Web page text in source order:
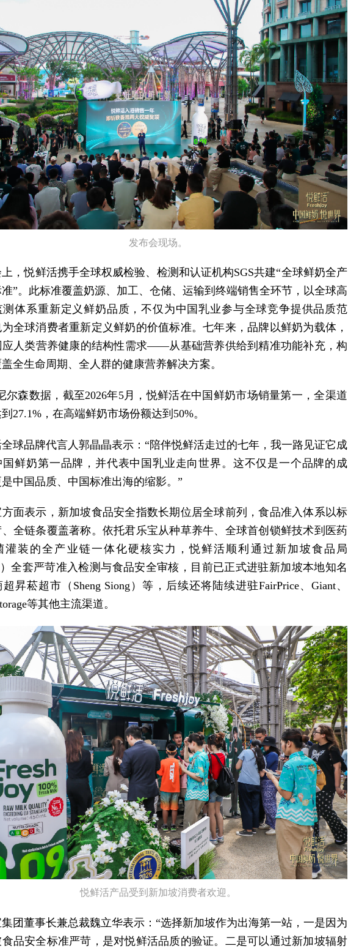
发布会现场。
，悦鲜活携手全球权威检验、检测和认证机构SGS共建“全球鲜奶全产
”。此标准覆盖奶源、加工、仓储、运输到终端销售全环节，以全球高
测体系重新定义鲜奶品质，不仅为中国乳业参与全球竞争提供品质范
全球消费者重新定义鲜奶的价值标准。七年来，品牌以鲜奶为载体，
应人类营养健康的结构性需求——从基础营养供给到精准功能补充，构
全生命周期、全人群的健康营养解决方案。
尔森数据，截至2026年5月，悦鲜活在中国鲜奶市场销量第一，全渠道
27.1%，在高端鲜奶市场份额达到50%。
球品牌代言人郭晶晶表示：“陪伴悦鲜活走过的七年，我一路见证它成
国鲜奶第一品牌，并代表中国乳业走向世界。这不仅是一个品牌的成
中国品质、中国标准出海的缩影。”
面表示，新加坡食品安全指数长期位居全球前列，食品准入体系以标
全链条覆盖著称。依托君乐宝从种草养牛、全球首创锁鲜技术到医药
灌装的全产业链一体化硬核实力，悦鲜活顺利通过新加坡食品局
）全套严苛准入检测与食品安全审核，目前已正式进驻新加坡本地知名
昇菘超市（Sheng Siong）等，后续还将陆续进驻FairPrice、Giant、
等其他主流渠道。
悦鲜活产品受到新加坡消费者欢迎。
团董事长兼总裁魏立华表示：“选择新加坡作为出海第一站，一是因为
食品安全标准严苛，是对悦鲜活品质的验证。二是可以通过新加坡辐射